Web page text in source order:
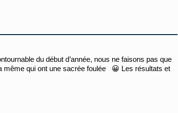
du début d’année, nous ne faisons pas que
même qui ont une sacrée foulée 😀 Les résultats et